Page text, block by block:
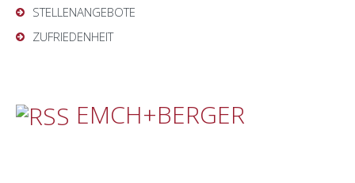
STELLENANGEBOTE
ZUFRIEDENHEIT
EMCH+BERGER